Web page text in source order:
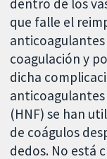
dentro de los
que falle el
coagulación y
dicha
(HNF) se han
de coágulos
dedos. No está